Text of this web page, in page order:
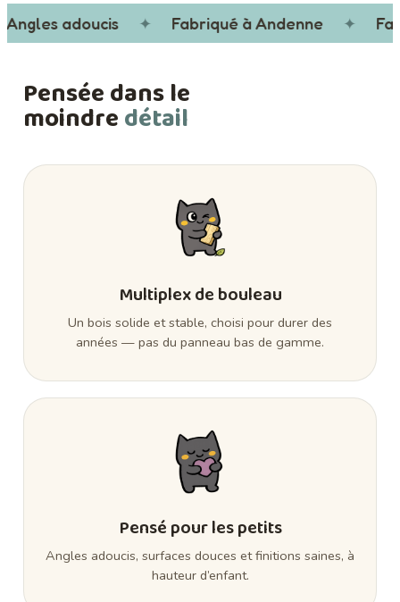
adoucis Fabriqué à Andenne
Pensée dans le
moindredétail
Multiplex de bouleau
Un bois solide et stable, choisi pour durer des
années — pas du panneau bas de gamme.
Pensé pour les petits
Angles adoucis, surfaces douces et finitions saines, à
hauteur d’enfant.